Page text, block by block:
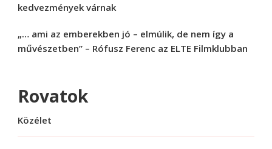
kedvezmények várnak
„… ami az emberekben jó – elmúlik, de nem így a
művészetben” – Rófusz Ferenc az ELTE Filmklubban
Rovatok
Közélet